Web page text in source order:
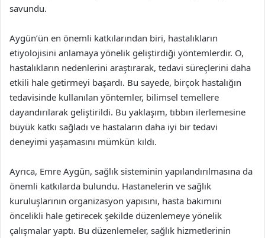
savundu.
Aygün’ün en önemli katkılarından biri, hastalıkların
etiyolojisini anlamaya yönelik geliştirdiği yöntemlerdir. O,
hastalıkların nedenlerini araştırarak, tedavi süreçlerini daha
etkili hale getirmeyi başardı. Bu sayede, birçok hastalığın
tedavisinde kullanılan yöntemler, bilimsel temellere
dayandırılarak geliştirildi. Bu yaklaşım, tıbbın ilerlemesine
büyük katkı sağladı ve hastaların daha iyi bir tedavi
deneyimi yaşamasını mümkün kıldı.
Ayrıca, Emre Aygün, sağlık sisteminin yapılandırılmasına da
önemli katkılarda bulundu. Hastanelerin ve sağlık
kuruluşlarının organizasyon yapısını, hasta bakımını
öncelikli hale getirecek şekilde düzenlemeye yönelik
çalışmalar yaptı. Bu düzenlemeler, sağlık hizmetlerinin